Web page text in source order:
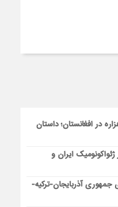
در افغانستان؛ داستان
ایران و
جمهوری آذربایجان-ترکیه-